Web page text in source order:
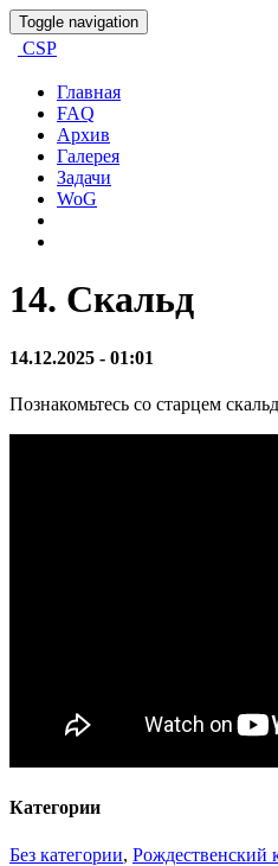
Toggle navigation
Главная
FAQ
Архив
Галерея
Задачи
WoG
14. Скальд
14.12.2025 - 01:01
Познакомьтесь со старцем
Категории
Без категории, Рождественский